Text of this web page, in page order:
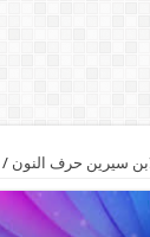
سيرين حرف النون /